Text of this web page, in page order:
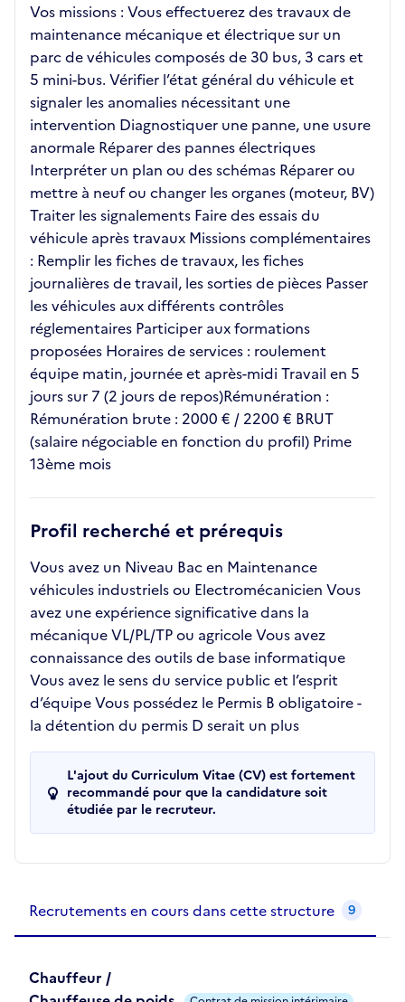
Vos missions : Vous effectuerez des travaux de
maintenance mécanique et électrique sur un
parc de véhicules composés de 30 bus, 3 cars et
5 mini-bus. Vérifier l’état général du véhicule et
signaler les anomalies nécessitant une
intervention Diagnostiquer une panne, une usure
anormale Réparer des pannes électriques
Interpréter un plan ou des schémas Réparer ou
mettre à neuf ou changer les organes (moteur, BV)
Traiter les signalements Faire des essais du
véhicule après travaux Missions complémentaires
: Remplir les fiches de travaux, les fiches
journalières de travail, les sorties de pièces Passer
les véhicules aux différents contrôles
réglementaires Participer aux formations
proposées Horaires de services : roulement
équipe matin, journée et après-midi Travail en 5
jours sur 7 (2 jours de repos)Rémunération :
Rémunération brute : 2000 € / 2200 € BRUT
(salaire négociable en fonction du profil) Prime
13ème mois
Profil recherché et prérequis
Vous avez un Niveau Bac en Maintenance
véhicules industriels ou Electromécanicien Vous
avez une expérience significative dans la
mécanique VL/PL/TP ou agricole Vous avez
connaissance des outils de base informatique
Vous avez le sens du service public et l’esprit
d’équipe Vous possédez le Permis B obligatoire -
la détention du permis D serait un plus
L'ajout du Curriculum Vitae (CV) est fortement
recommandé pour que la candidature soit
étudiée par le recruteur.
Recrutements en cours dans cette structure 9
Chauffeur /